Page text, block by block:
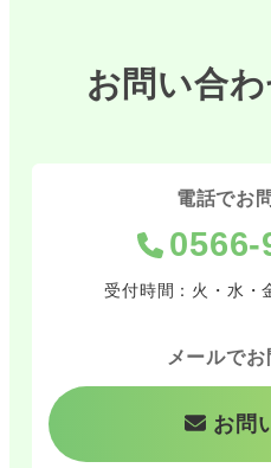
お問い合
電話でお
0566-
受付時間：火・水
メールで
お問